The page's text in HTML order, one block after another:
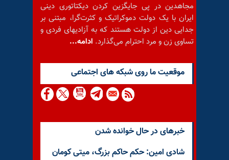
مجاهدین در پی جایگزین کردن دیکتاتوری دینی
ایران با یک دولت دموکراتیک و کثرت‌گرا، مبتنی بر
جدایی دین از دولت هستند که به آزادیهای فردی و
تساوی زن و مرد احترام می‌گذارد. ادامه...
موقعيت ما روى شبكه هاى اجتماعى
خبرهای در حال خوانده شدن
شادی امین: حکم حاکم بزرگ، میتی کومان